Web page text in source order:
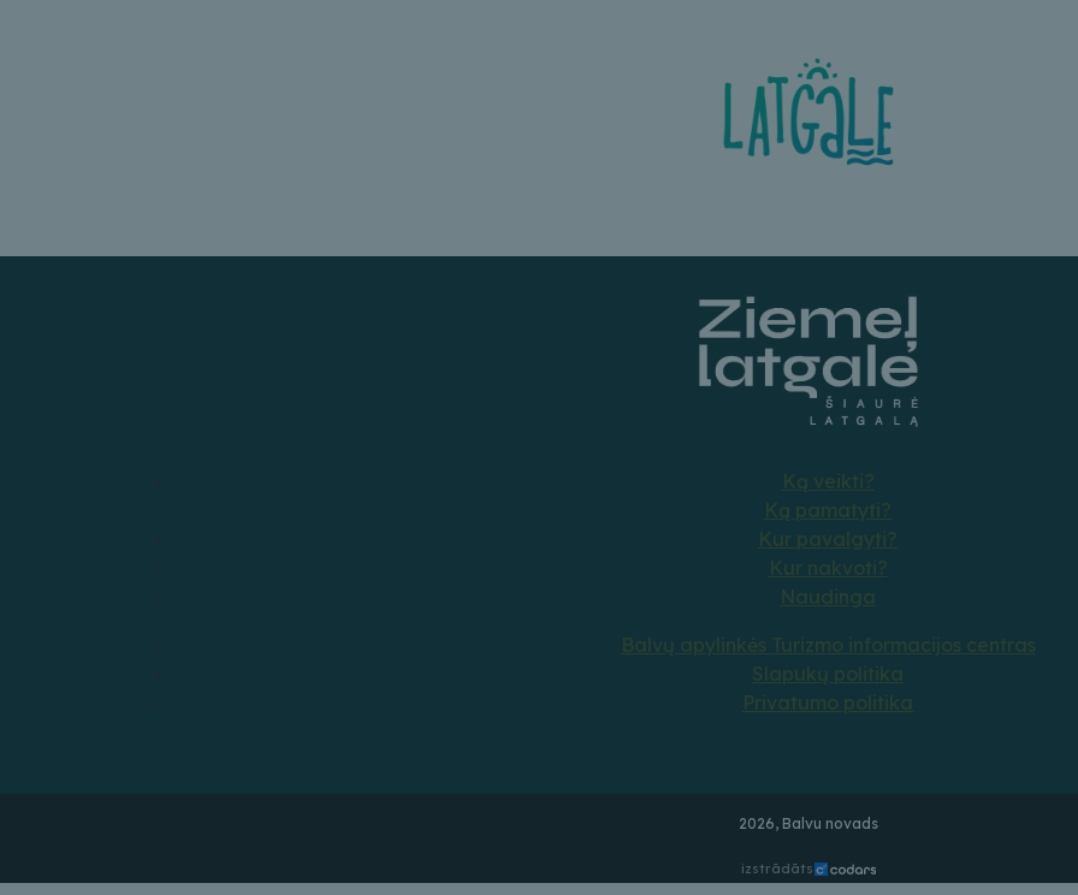
Ką veikti?
Ką pamatyti?
Kur pavalgyti?
Kur nakvoti?
Naudinga
Balvų apylinkės Turizmo informacijos centras
Slapukų politika
Privatumo politika
2026, Balvu novads
izstrādāts